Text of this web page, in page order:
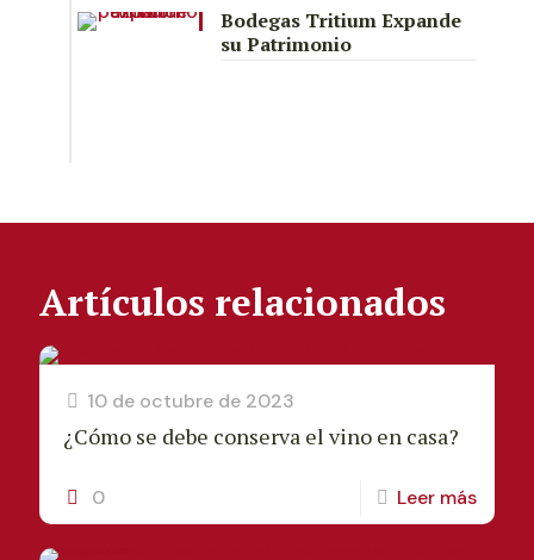
Bodegas Tritium Expande
su Patrimonio
Artículos relacionados
10 de octubre de 2023
¿Cómo se debe conserva el vino en casa?
0 Leer más